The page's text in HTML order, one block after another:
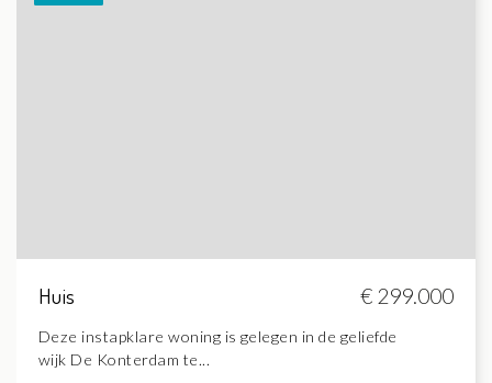
Huis € 299.000
Deze instapklare woning is gelegen in de geliefde
wijk De Konterdam te...